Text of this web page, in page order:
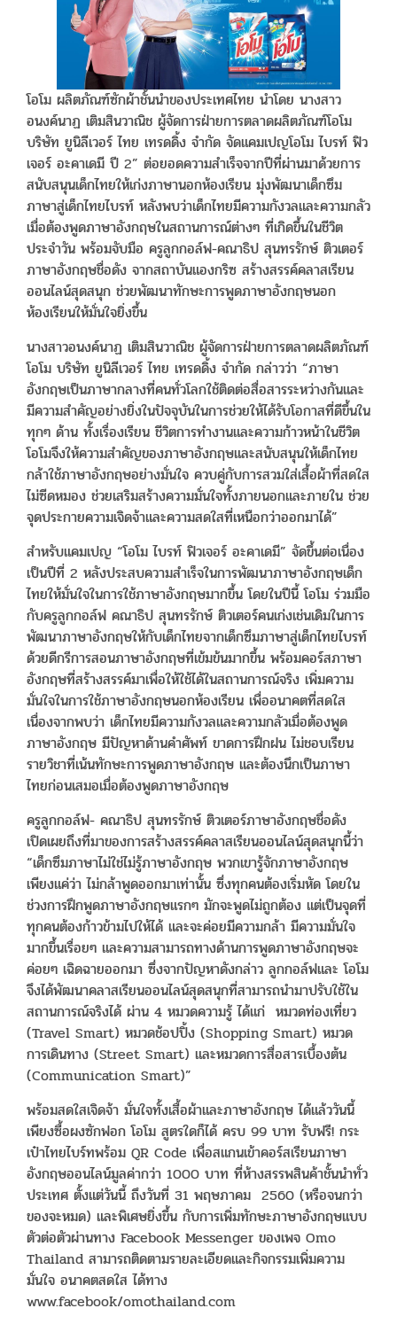
โอโม ผลิตภัณฑ์ซักผ้าชั้นนำของประเทศไทย นำโดย นางสาว
อนงค์นาฏ เติมสินวาณิช ผู้จัดการฝ่ายการตลาดผลิตภัณฑ์โอโม
บริษัท ยูนิลีเวอร์ ไทย เทรดดิ้ง จำกัด จัดแคมเปญโอโม ไบรท์ ฟิว
เจอร์ อะคาเดมี ปี 2” ต่อยอดความสำเร็จจากปีที่ผ่านมาด้วยการ
สนับสนุนเด็กไทยให้เก่งภาษานอกห้องเรียน มุ่งพัฒนาเด็กซึม
ภาษาสู่เด็กไทยไบรท์ หลังพบว่าเด็กไทยมีความกังวลและความกลัว
เมื่อต้องพูดภาษาอังกฤษในสถานการณ์ต่างๆ ที่เกิดขึ้นในชีวิต
ประจำวัน พร้อมจับมือ ครูลูกกอล์ฟ-คณาธิป สุนทรรักษ์ ติวเตอร์
ภาษาอังกฤษชื่อดัง จากสถาบันแองกริซ สร้างสรรค์คลาสเรียน
ออนไลน์สุดสนุก ช่วยพัฒนาทักษะการพูดภาษาอังกฤษนอก
ห้องเรียนให้มั่นใจยิ่งขึ้น
นางสาวอนงค์นาฏ เติมสินวาณิช ผู้จัดการฝ่ายการตลาดผลิตภัณฑ์
โอโม บริษัท ยูนิลีเวอร์ ไทย เทรดดิ้ง จำกัด กล่าวว่า “ภาษา
อังกฤษเป็นภาษากลางที่คนทั่วโลกใช้ติดต่อสื่อสารระหว่างกันและ
มีความสำคัญอย่างยิ่งในปัจจุบันในการช่วยให้ได้รับโอกาสที่ดีขึ้นใน
ทุกๆ ด้าน ทั้งเรื่องเรียน ชีวิตการทำงานและความก้าวหน้าในชีวิต
โอโมจึงให้ความสำคัญของภาษาอังกฤษและสนับสนุนให้เด็กไทย
กล้าใช้ภาษาอังกฤษอย่างมั่นใจ ควบคู่กับการสวมใส่เสื้อผ้าที่สดใส
ไม่ซีดหมอง ช่วยเสริมสร้างความมั่นใจทั้งภายนอกและภายใน ช่วย
จุดประกายความเจิดจ้าและความสดใสที่เหนือกว่าออกมาได้”
สำหรับแคมเปญ “โอโม ไบรท์ ฟิวเจอร์ อะคาเดมี” จัดขึ้นต่อเนื่อง
เป็นปีที่ 2 หลังประสบความสำเร็จในการพัฒนาภาษาอังกฤษเด็ก
ไทยให้มั่นใจในการใช้ภาษาอังกฤษมากขึ้น โดยในปีนี้ โอโม ร่วมมือ
กับครูลูกกอล์ฟ คณาธิป สุนทรรักษ์ ติวเตอร์คนเก่งเช่นเดิมในการ
พัฒนาภาษาอังกฤษให้กับเด็กไทยจากเด็กซึมภาษาสู่เด็กไทยไบรท์
ด้วยดีกรีการสอนภาษาอังกฤษที่เข้มข้นมากขึ้น พร้อมคอร์สภาษา
อังกฤษที่สร้างสรรค์มาเพื่อให้ใช้ได้ในสถานการณ์จริง เพิ่มความ
มั่นใจในการใช้ภาษาอังกฤษนอกห้องเรียน เพื่ออนาคตที่สดใส
เนื่องจากพบว่า เด็กไทยมีความกังวลและความกลัวเมื่อต้องพูด
ภาษาอังกฤษ มีปัญหาด้านคำศัพท์ ขาดการฝึกฝน ไม่ชอบเรียน
รายวิชาที่เน้นทักษะการพูดภาษาอังกฤษ และต้องนึกเป็นภาษา
ไทยก่อนเสมอเมื่อต้องพูดภาษาอังกฤษ
ครูลูกกอล์ฟ- คณาธิป สุนทรรักษ์ ติวเตอร์ภาษาอังกฤษชื่อดัง
เปิดเผยถึงที่มาของการสร้างสรรค์คลาสเรียนออนไลน์สุดสนุกนี้ว่า
“เด็กซึมภาษาไม่ใช่ไม่รู้ภาษาอังกฤษ พวกเขารู้จักภาษาอังกฤษ
เพียงแค่ว่า ไม่กล้าพูดออกมาเท่านั้น ซึ่งทุกคนต้องเริ่มหัด โดยใน
ช่วงการฝึกพูดภาษาอังกฤษแรกๆ มักจะพูดไม่ถูกต้อง แต่เป็นจุดที่
ทุกคนต้องก้าวข้ามไปให้ได้ และจะค่อยมีความกล้า มีความมั่นใจ
มากขึ้นเรื่อยๆ และความสามารถทางด้านการพูดภาษาอังกฤษจะ
ค่อยๆ เฉิดฉายออกมา ซึ่งจากปัญหาดังกล่าว ลูกกอล์ฟและ โอโม
จึงได้พัฒนาคลาสเรียนออนไลน์สุดสนุกที่สามารถนำมาปรับใช้ใน
สถานการณ์จริงได้ ผ่าน 4 หมวดความรู้ ได้แก่ หมวดท่องเที่ยว
(Travel Smart) หมวดช้อปปิ้ง (Shopping Smart) หมวด
การเดินทาง (Street Smart) และหมวดการสื่อสารเบื้องต้น
(Communication Smart)”
พร้อมสดใสเจิดจ้า มั่นใจทั้งเสื้อผ้าและภาษาอังกฤษ ได้แล้ววันนี้
เพียงซื้อผงซักฟอก โอโม สูตรใดก็ได้ ครบ 99 บาท รับฟรี! กระ
เป๋าไทยไบร์ทพร้อม QR Code เพื่อสแกนเข้าคอร์สเรียนภาษา
อังกฤษออนไลน์มูลค่ากว่า 1000 บาท ที่ห้างสรรพสินค้าชั้นนำทั่ว
ประเทศ ตั้งแต่วันนี้ ถึงวันที่ 31 พฤษภาคม 2560 (หรือจนกว่า
ของจะหมด) และพิเศษยิ่งขึ้น กับการเพิ่มทักษะภาษาอังกฤษแบบ
ตัวต่อตัวผ่านทาง Facebook Messenger ของเพจ Omo
Thailand สามารถติดตามรายละเอียดและกิจกรรมเพิ่มความ
มั่นใจ อนาคตสดใส ได้ทาง
www.facebook/omothailand.com